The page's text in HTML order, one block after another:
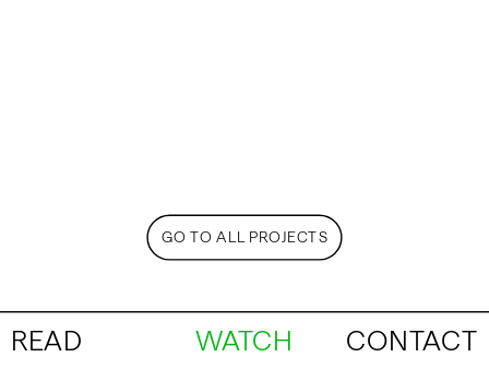
READ CONTACT
WATCH
GO TO ALL PROJECTS